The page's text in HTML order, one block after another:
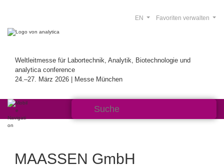
Weltleitmesse für Labortechnik, Analytik, Biotechnologie und
analytica conference
24.–27. März 2026 | Messe München
Favoriten verwalten
EN
MAASSEN GmbH